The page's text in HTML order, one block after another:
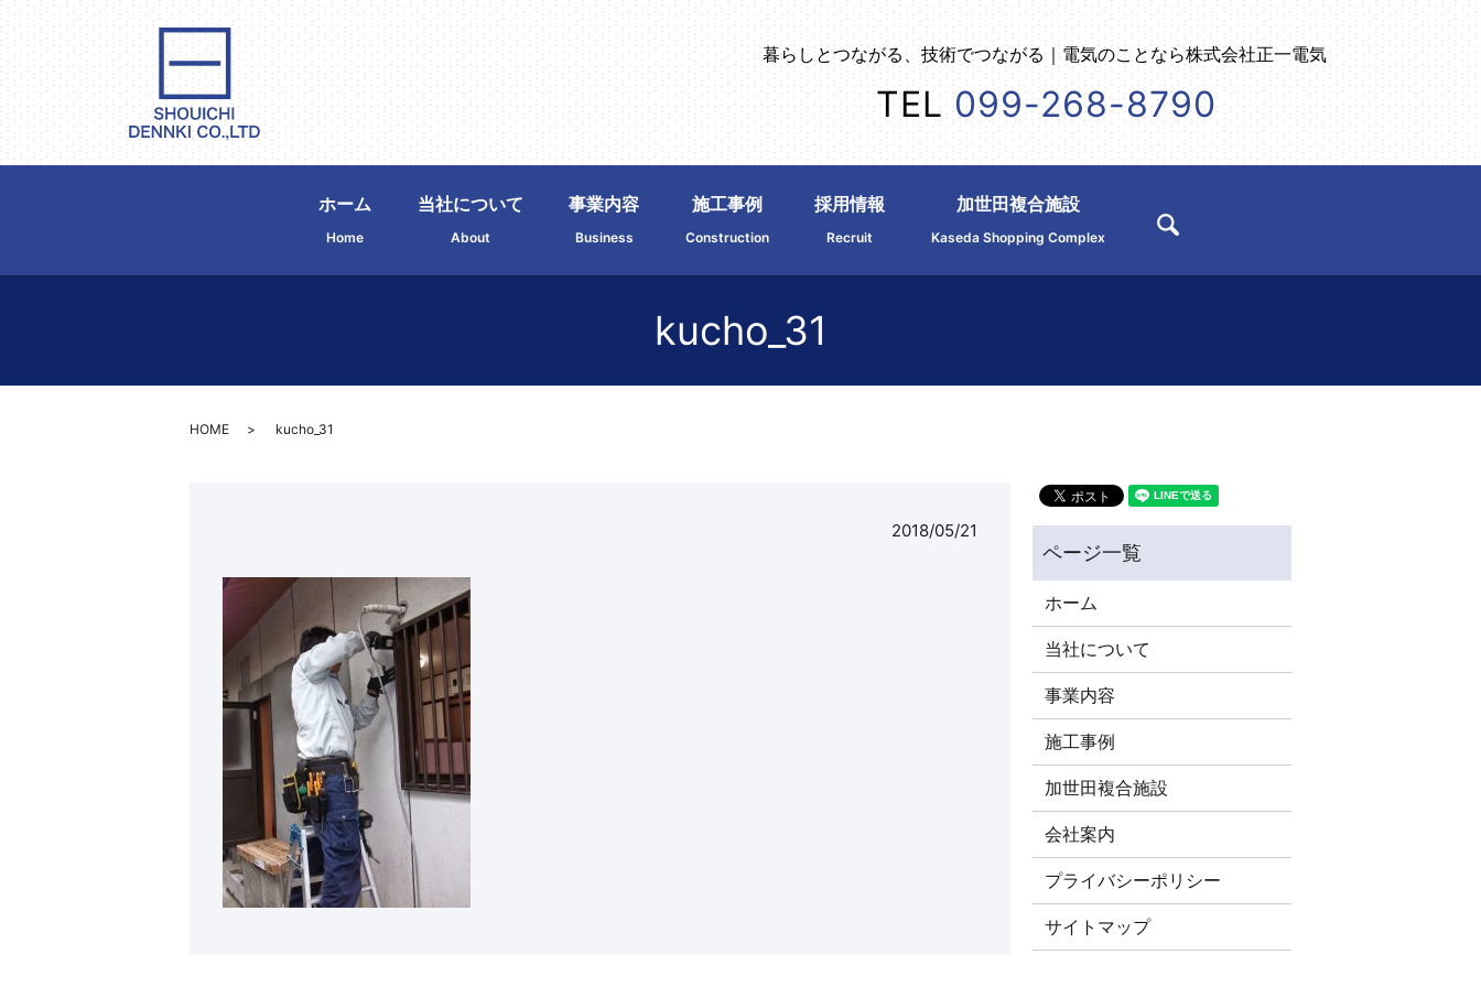
暮らしとつながる、技術でつながる｜電気のことなら株式会社正一電気
TEL 099-268-8790
ホーム
Home
当社について
About
事業内容
Business
施工事例
Construction
採用情報
Recruit
加世田複合施設
Kaseda Shopping Complex
kucho_31
HOME kucho_31
2018/05/21
ホーム
当社について
事業内容
施工事例
加世田複合施設
会社案内
プライバシーポリシー
サイトマップ